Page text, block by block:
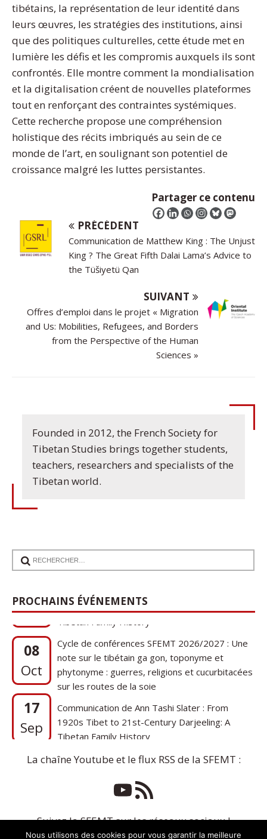
tibétains, la représentation de leur identité dans
leurs œuvres, les stratégies des institutions, ainsi
que des politiques culturelles, cette étude met en
lumière les défis et les compromis auxquels ils sont
confrontés. Elle montre comment la mondialisation
et la digitalisation créent de nouvelles plateformes
tout en renforçant des contraintes systémiques.
Cette recherche propose une compréhension
holistique des récits imbriqués au sein de ce
monde de l’art, en soulignant son potentiel de
croissance malgré les luttes persistantes.
Partager ce contenu
PRÉCÉDENT
Communication de Matthew King : The Unjust
King ? The Great Fifth Dalai Lama’s Advice to
the Tüšiyetü Qan
SUIVANT
Offres d’emploi dans le projet « Migration
and Us: Mobilities, Refugees, and Borders
from the Perspective of the Human
Sciences »
Founded in 2012, the French Society for
Tibetan Studies brings together students,
teachers, researchers and specialists of the
Tibetan world.
PROCHAINS ÉVÉNEMENTS
Sep
1920s Tibet to 21st-Century Darjeeling: A
Tibetan Family History
08
Oct
note sur le tibétain ga gon, toponyme et
phytonyme : guerres, religions et cucurbitacées
sur les routes de la soie
17
Sep
1920s Tibet to 21st-Century Darjeeling: A
Tibetan Family History
La chaîne Youtube et le flux RSS de la SFEMT :
Suivez la SFEMT sur les réseaux sociaux !
Nous utilisons des cookies pour vous garantir la meilleure